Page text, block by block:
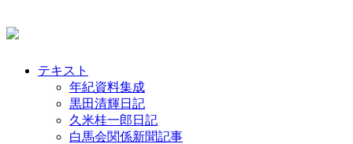
テキスト
年紀資料集成
黒田清輝日記
久米桂一郎日記
白馬会関係新聞記事